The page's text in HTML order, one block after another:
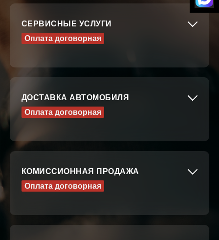
СЕРВИСНЫЕ УСЛУГИ
Оплата договорная
ДОСТАВКА АВТОМОБИЛЯ
Оплата договорная
КОМИССИОННАЯ ПРОДАЖА
Оплата договорная